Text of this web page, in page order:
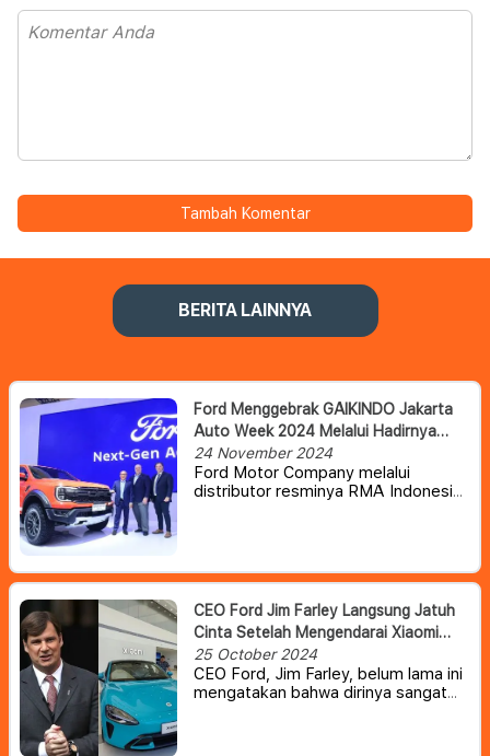
Tambah Komentar
BERITA LAINNYA
Ford Menggebrak GAIKINDO Jakarta
Auto Week 2024 Melalui Hadirnya
Tiga Jagoan Terbaru
24 November 2024
Ford Motor Company melalui
distributor resminya RMA Indonesia
mobil andalan, Next-Gen Ford
Everest, Next-Gen Ford Ranger
Wildtrak, serta hadirnya double cabin
terbaru bagi pecinta offroad, Next-
Gen Ford Ranger Raptor
3.0.Berbekal berbagai teknologi dan
fitur terkini, tiga kendaraan ini dapat
CEO Ford Jim Farley Langsung Jatuh
Cinta Setelah Mengendarai Xiaomi
SU7 EV
25 October 2024
CEO Ford, Jim Farley, belum lama ini
mengatakan bahwa dirinya sangat